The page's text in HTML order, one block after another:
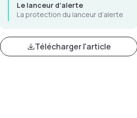
Le lanceur d’alerte
La protection du lanceur d’alerte
Télécharger l'article